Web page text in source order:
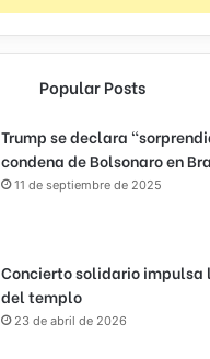
Popular Posts
Trump se declara
condena de Bolsonaro en
11 de septiembre de 2025
Concierto solidario impulsa
del templo
23 de abril de 2026